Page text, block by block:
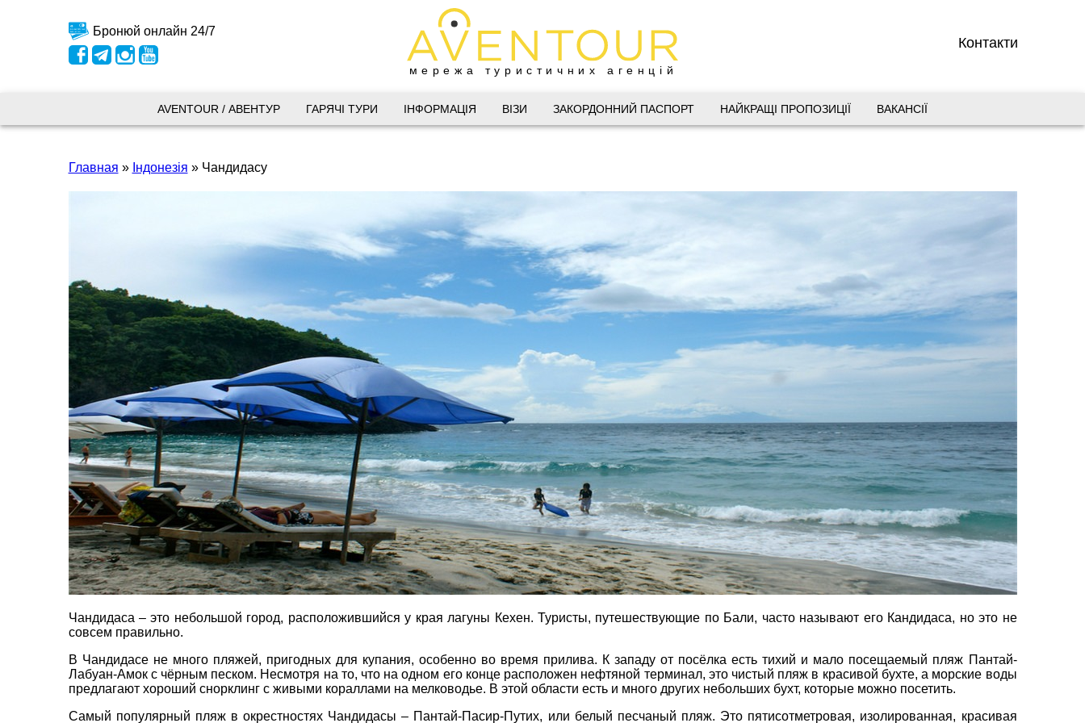
Бронюй онлайн 24/7
мережа туристичних агенцій
Контакти
0800 33 01 80
kyiv@aventour.ua
Пн. - Пт. 9:00 - 18:00
Сб 10:00 - 15:00
Дніпро
Сб 10:00 - 15:00
Запоріжжя
пр. Соборний 216
+38 (067) 180-32-43,
+38 (099) 180-32-43
+38 (093) 180-32-43,
0800 33 01 80
zp_city@aventour.ua
Пн. - Пт. 9:00 - 18:00
Сб 10:00 - 15:00
Харків
+38 (067) 180-32-43 ,
+38 (099) 180-32-43,
+38 (093) 180-32-43
0800 33 01 80
kh_city@aventour.ua
Пн. - Пт. 9:00 - 18:00
Сб 10:00 - 15:00
AVENTOUR / АВЕНТУР ГАРЯЧІ ТУРИ ІНФОРМАЦІЯ ВІЗИ ЗАКОРДОННИЙ ПАСПОРТ НАЙКРАЩІ ПРОПОЗИЦІЇ ВАКАНСІЇ
Главная » Індонезія » Чандидасу
Чандидаса – это небольшой город, расположившийся у края лагуны Кехен. Туристы, путешествующие по Бали, часто называют его Кандидаса, но это не
совсем правильно.
В Чандидасе не много пляжей, пригодных для купания, особенно во время прилива. К западу от посёлка есть тихий и мало посещаемый пляж Пантай-
Лабуан-Амок с чёрным песком. Несмотря на то, что на одном его конце расположен нефтяной терминал, это чистый пляж в красивой бухте, а морские воды
предлагают хороший снорклинг с живыми кораллами на мелководье. В этой области есть и много других небольших бухт, которые можно посетить.
Самый популярный пляж в окрестностях Чандидасы – Пантай-Пасир-Путих, или белый песчаный пляж. Это пятисотметровая, изолированная, красивая
×
*ВАШЕ ІМ'Я
* E-MAIL
*ТЕЛЕФОН
ДЕ ПРОЖИВАЄТЕ
ПРИМІТКИ
*поля обов'язкові для заповнення